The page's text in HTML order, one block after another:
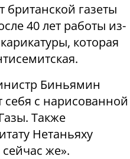
британской газеты
40 лет работы из-
которая
Биньямин
себя с нарисованной
Также
Нетаньяху
же».